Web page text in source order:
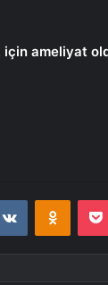
için ameliyat
VKontakte